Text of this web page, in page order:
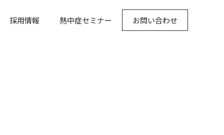
採用情報 熱中症セミナー お問い合わせ